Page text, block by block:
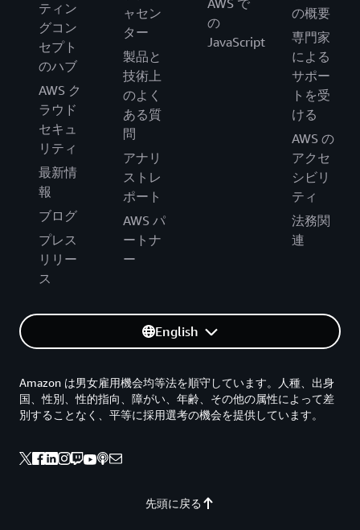
ティン
グコン
セプト
のハブ
AWS ク
ラウド
セキュ
リティ
最新情
報
ブログ
プレス
リリー
ス
ャセン
ター
製品と
技術上
のよく
ある質
問
アナリ
ストレ
ポート
AWS パ
ートナ
ー
AWS で
の
JavaScript
の概要
専門家
による
サポー
トを受
ける
AWS の
アクセ
シビリ
ティ
法務関
連
English
先頭に戻る
Amazon は男女雇用機会均等法を順守しています。人種、出身
国、性別、性的指向、障がい、年齢、その他の属性によって差
別することなく、平等に採用選考の機会を提供しています。